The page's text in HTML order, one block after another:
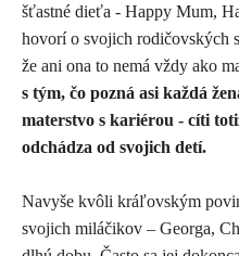
šťastné dieťa - Happy Mum,
hovorí o svojich rodičovských
že ani ona to nemá vždy ako
s tým, čo pozná asi každá
materstvo s kariérou - cíti
odchádza od svojich detí.
Navyše kvôli kráľovským
svojich miláčikov – Georga,